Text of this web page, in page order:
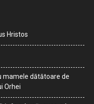
Hristos
mamele dătătoare de
Orhei